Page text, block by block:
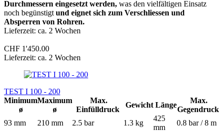
Durchmessern eingesetzt werden, was den vielfältigen Einsatz
noch begünstigt und eignet sich zum Verschliessen und
Absperren von Rohren.
Lieferzeit: ca. 2 Wochen
CHF 1'450.00
Lieferzeit: ca. 2 Wochen
TEST I 100 - 200
Minimum
ø
Maximum
ø
Max.
Einfülldruck
Gewicht Länge
Max.
Gegendruck
93 mm
210 mm 2.5 bar 1.3 kg
425
mm
0.8 bar / 8 m